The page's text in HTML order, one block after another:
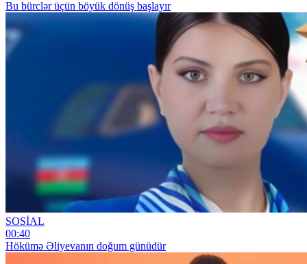
Bu bürclər üçün böyük dönüş başlayır
SOSİAL
00:40
Hökümə Əliyevanın doğum günüdür